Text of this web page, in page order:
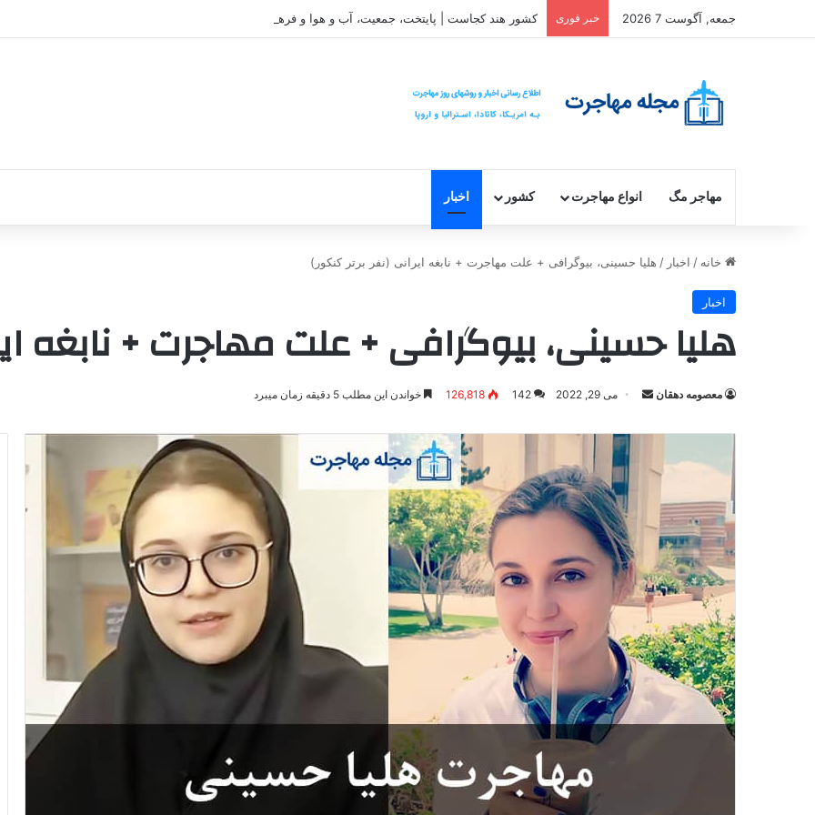
جمعه, آگوست 7 2026 خبر فوری کشور هند کجاست | پایتخت، جمعیت، آب و هوا و فرهنگ
مهاجر مگ انواع مهاجرت کشور اخبار
خانه / اخبار / هلیا حسینی، بیوگرافی + علت مهاجرت + نابغه ایرانی (نفر برتر کنکور)
اخبار
هلیا حسینی، بیوگرافی + علت مهاجرت + نابغه
معصومه دهقان
ارسالمی 29, 2022 142
126,818 خواندن این مطلب 5 دقیقه زمان میبرد